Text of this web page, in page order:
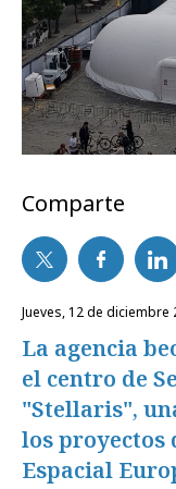
Comparte
jueves, 12 de diciembre
La agencia
el centro de
"Stellaris",
los proyectos
Espacial